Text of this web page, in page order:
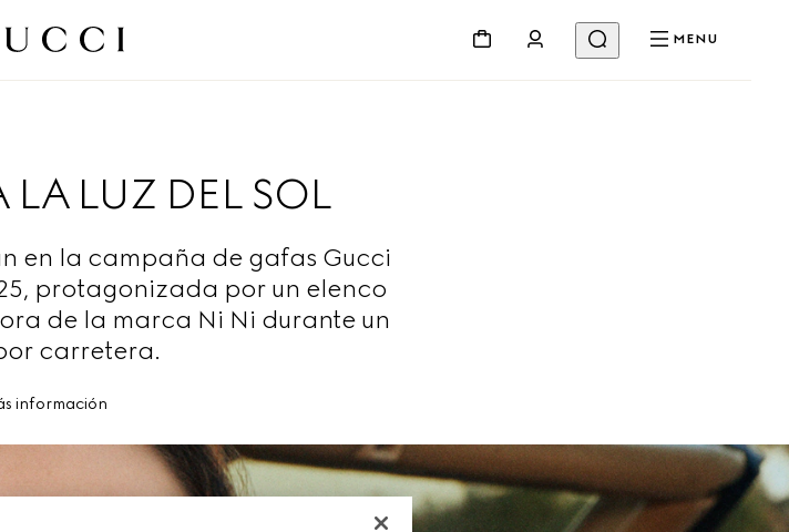
MENU
LA LUZ DEL SOL
en la campaña de gafas Gucci
protagonizada por un elenco
de la marca Ni Ni durante un
carretera.
información